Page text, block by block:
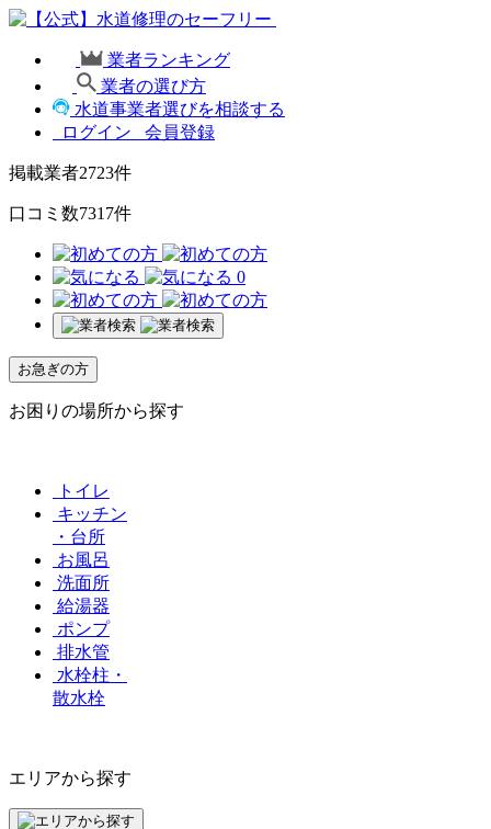
業者ランキング
業者の選び方
水道事業者選びを相談する
ログイン
会員登録
掲載業者2723件
口コミ数7317件
0
お急ぎの方
お困りの場所から探す
トイレ
キッチン
・台所
お風呂
洗面所
給湯器
ポンプ
排水管
水栓柱・
散水栓
エリアから探す